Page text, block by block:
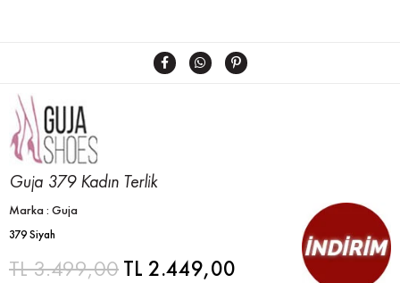
Guja 379 Kadın Terlik
Marka: Guja
379 Siyah
TL 3.499,00TL 2.449,00